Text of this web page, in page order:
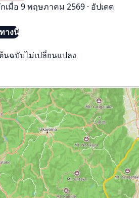
เมื่อ 9 พฤษภาคม 2569 · อัปเดต
างนี้
ฉบับไม่เปลี่ยนแปลง